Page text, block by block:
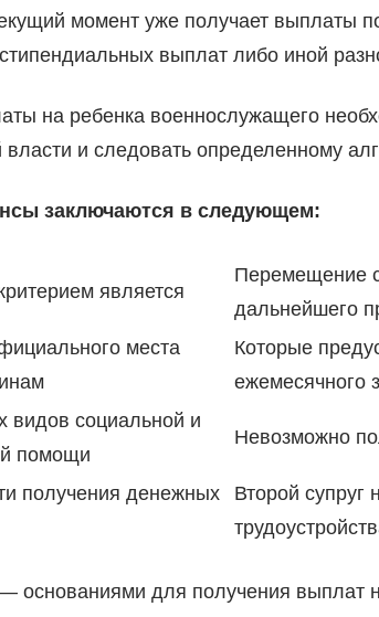
момент уже получает выплаты
выплат либо иной
на ребенка военнослужащего
власти и следовать определенному
заключаются в следующем:
является
Перемещение
дальнейшего
места
Которые
ежемесячного
видов социальной и
помощи
Невозможно
получения денежных
Второй супруг
основаниями для получения выплат